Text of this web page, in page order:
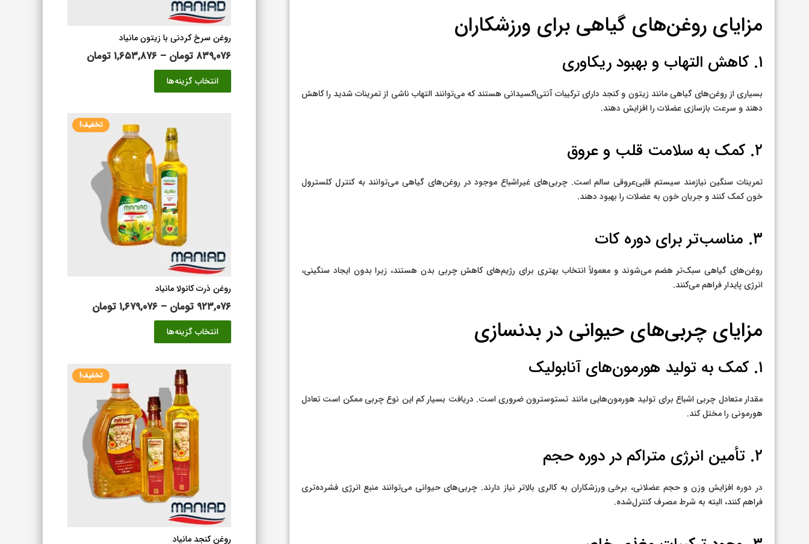
مزایای روغن‌های گیاهی برای ورزشکاران
۱. کاهش التهاب و بهبود ریکاوری
بسیاری از روغن‌های گیاهی مانند زیتون و کنجد دارای ترکیبات آنتی‌اکسیدانی هستند که می‌توانند التهاب ناشی از تمرینات شدید را کاهش
دهند و سرعت بازسازی عضلات را افزایش دهند.
۲. کمک به سلامت قلب و عروق
تمرینات سنگین نیازمند سیستم قلبی‌عروقی سالم است. چربی‌های غیراشباع موجود در روغن‌های گیاهی می‌توانند به کنترل کلسترول
خون کمک کنند و جریان خون به عضلات را بهبود دهند.
۳. مناسب‌تر برای دوره کات
روغن‌های گیاهی سبک‌تر هضم می‌شوند و معمولاً انتخاب بهتری برای رژیم‌های کاهش چربی بدن هستند، زیرا بدون ایجاد سنگینی،
انرژی پایدار فراهم می‌کنند.
مزایای چربی‌های حیوانی در بدنسازی
۱. کمک به تولید هورمون‌های آنابولیک
مقدار متعادل چربی اشباع برای تولید هورمون‌هایی مانند تستوسترون ضروری است. دریافت بسیار کم این نوع چربی ممکن است تعادل
هورمونی را مختل کند.
۲. تأمین انرژی متراکم در دوره حجم
در دوره افزایش وزن و حجم عضلانی، برخی ورزشکاران به کالری بالاتر نیاز دارند. چربی‌های حیوانی می‌توانند منبع انرژی فشرده‌تری
فراهم کنند، البته به شرط مصرف کنترل‌شده.
شوند
روغن سرخ کردنی با زیتون مانیاد
۸۳۹,۰۷۶تومان – ۱,۶۵۳,۸۷۶تومان
انتخاب گزینه‌ها
مختلفی
می
باشد.
گزینه
ها
ممکن
است
در
صفحه
تخفیف!
روغن ذرت کانولا مانیاد
۹۲۳,۰۷۶ تومان – ۱,۶۷۹,۰۷۶تومان
انتخاب گزینه‌ها
باشد.
گزینه
ها
ممکن
است
در
صفحه
محصول
تخفیف!
روغن کنجد مانیاد